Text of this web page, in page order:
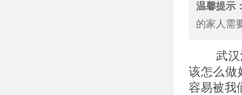
温馨提示：
的家人需
武汉治
该怎么做
容易被我